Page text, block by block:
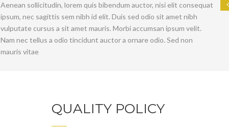
Aenean sollicitudin, lorem quis bibendum auctor, nisi elit consequat
ipsum, nec sagittis sem nibh id elit. Duis sed odio sit amet nibh
vulputate cursus a sit amet mauris. Morbi accumsan ipsum velit.
Nam nec tellus a odio tincidunt auctor a ornare odio. Sed non
mauris vitae
QUALITY POLICY